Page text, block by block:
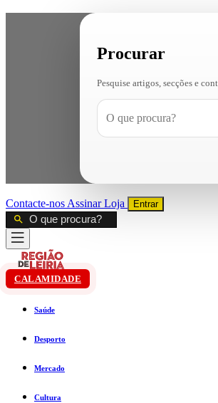
Procurar
Pesquise artigos, secções e
Contacte-nos AssinarLoja Entrar
CALAMIDADE
Saúde
Desporto
Mercado
Cultura